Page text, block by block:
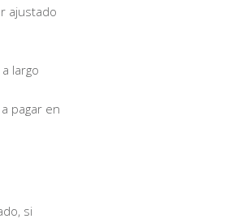
ajustado
largo
pagar en
si